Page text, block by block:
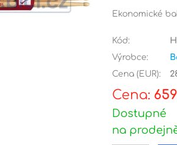
Ekonomické
Kód:
Výrobce:
Cena (EUR):
Cena:
Dostupné
na